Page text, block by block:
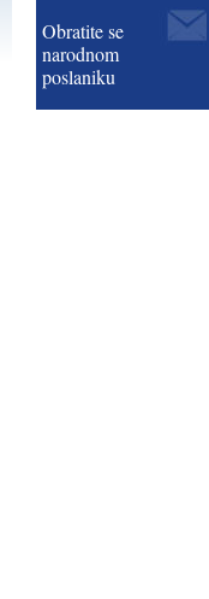
Obratite se
narodnom
poslaniku